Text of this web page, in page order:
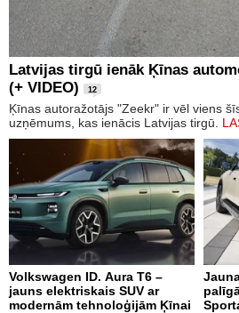
Latvijas tirgū ienāk Ķīnas
(+ VIDEO)
12
Ķīnas autoražotājs "Zeekr" ir vēl viens
uzņēmums, kas ienācis Latvijas tirgū.
Volkswagen ID. Aura T6 –
jauns elektriskais SUV ar
modernām tehnoloģijām Ķīnai